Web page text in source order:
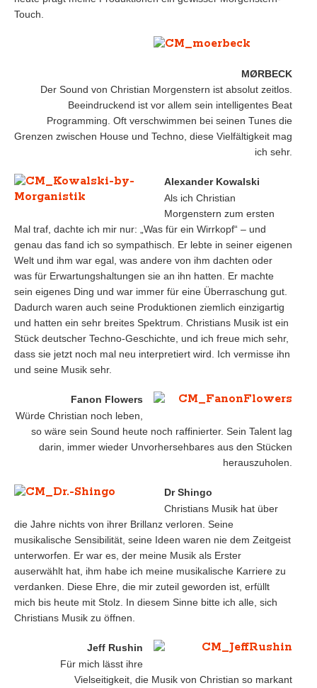
Touch.
MØRBECK
Der Sound von Christian Morgenstern ist absolut zeitlos.
Beeindruckend ist vor allem sein intelligentes Beat
Programming. Oft verschwimmen bei seinen Tunes die
Grenzen zwischen House und Techno, diese Vielfältigkeit mag
ich sehr.
Alexander Kowalski
Als ich Christian
Morgenstern zum ersten
Mal traf, dachte ich mir nur: „Was für ein Wirrkopf“ – und
genau das fand ich so sympathisch. Er lebte in seiner eigenen
Welt und ihm war egal, was andere von ihm dachten oder
was für Erwartungshaltungen sie an ihn hatten. Er machte
sein eigenes Ding und war immer für eine Überraschung gut.
Dadurch waren auch seine Produktionen ziemlich einzigartig
und hatten ein sehr breites Spektrum. Christians Musik ist ein
Stück deutscher Techno-Geschichte, und ich freue mich sehr,
dass sie jetzt noch mal neu interpretiert wird. Ich vermisse ihn
und seine Musik sehr.
Fanon Flowers
Würde Christian noch leben,
so wäre sein Sound heute noch raffinierter. Sein Talent lag
darin, immer wieder Unvorhersehbares aus den Stücken
herauszuholen.
Dr Shingo
Christians Musik hat über
die Jahre nichts von ihrer Brillanz verloren. Seine
musikalische Sensibilität, seine Ideen waren nie dem Zeitgeist
unterworfen. Er war es, der meine Musik als Erster
auserwählt hat, ihm habe ich meine musikalische Karriere zu
verdanken. Diese Ehre, die mir zuteil geworden ist, erfüllt
mich bis heute mit Stolz. In diesem Sinne bitte ich alle, sich
Christians Musik zu öffnen.
Jeff Rushin
Für mich lässt ihre
Vielseitigkeit, die Musik von Christian so markant